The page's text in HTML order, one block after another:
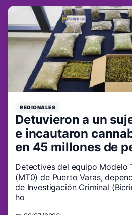
REGIONALES
Detuvieron a un
e incautaron
en 45 millones de
Detectives del equipo Modelo
(MT0) de Puerto Varas,
de Investigación Criminal
ho